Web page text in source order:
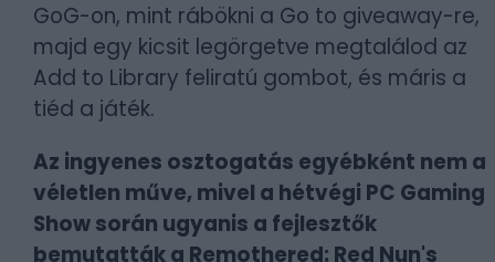
GoG-on, mint rábökni a Go to giveaway-re,
majd egy kicsit legörgetve megtalálod az
Add to Library feliratú gombot, és máris a
tiéd a játék.
Az ingyenes osztogatás egyébként nem a
véletlen műve, mivel a hétvégi PC Gaming
Show során ugyanis a fejlesztők
bemutatták a Remothered: Red Nun's